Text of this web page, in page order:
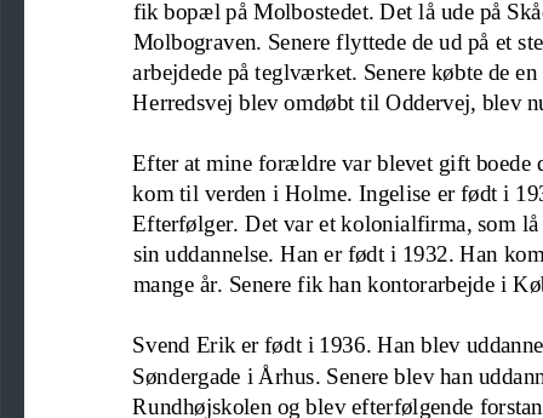
fik bopæl på Molbostedet. Det lå ude på
Molbograven. Senere flyttede de ud på et
arbejdede på teglværket. Senere købte de
Herredsvej blev omdøbt til Oddervej, blev
Efter at mine forældre var blevet gift boede
kom til verden i Holme. Ingelise er født i
Efterfølger. Det var et kolonialfirma, som
sin uddannelse. Han er født i 1932. Han
mange år. Senere fik han kontorarbejde i
Svend Erik er født i 1936. Han blev
Søndergade i Århus. Senere blev han
Rundhøjskolen og blev efterfølgende